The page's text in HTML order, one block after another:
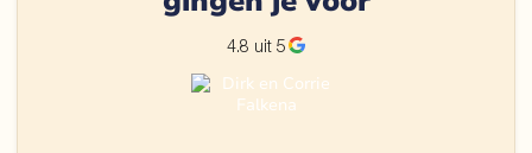
4.8 uit 5